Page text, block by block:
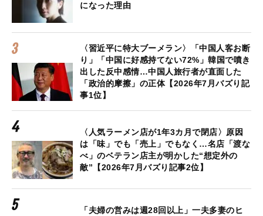
になった理由
〈習近平に特大ブーメラン〉「中国人客お断
り」「中国に好感持てない72%」韓国で噴き
出した反中感情…中国人旅行者が直面した
「政治的摩擦」の正体【2026年7月バズり記
事1位】
〈人気ラーメン店が1年3カ月で閉店〉原因
は「味」でも「売上」でもなく…名店「渡な
べ」のベテラン店主が明かした“想定外の
敵”【2026年7月バズり記事2位】
「夫婦の営みは週28回以上」一夫多妻のヒ